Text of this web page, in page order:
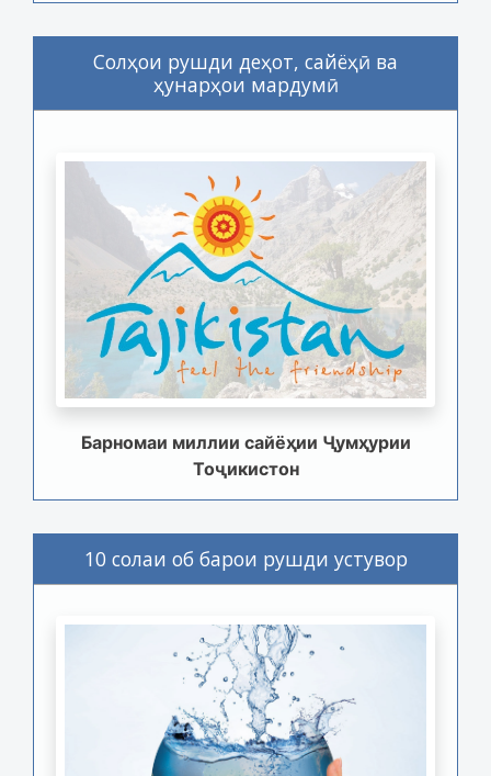
Солҳои рушди деҳот, сайёҳӣ ва
ҳунарҳои мардумӣ
Барномаи миллии сайёҳии Ҷумҳурии
Тоҷикистон
10 солаи об барои рушди устувор